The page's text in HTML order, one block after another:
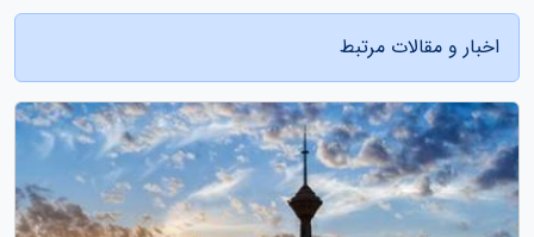
اخبار و مقالات مرتبط